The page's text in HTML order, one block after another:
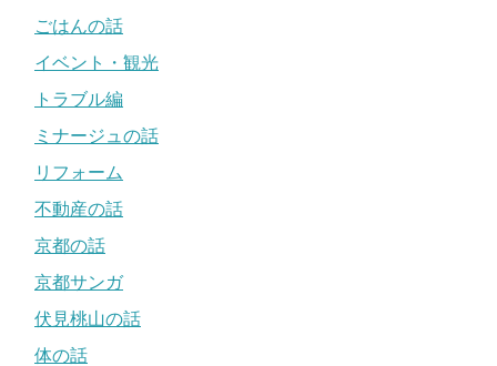
ごはんの話
イベント・観光
トラブル編
ミナージュの話
リフォーム
不動産の話
京都の話
京都サンガ
伏見桃山の話
体の話